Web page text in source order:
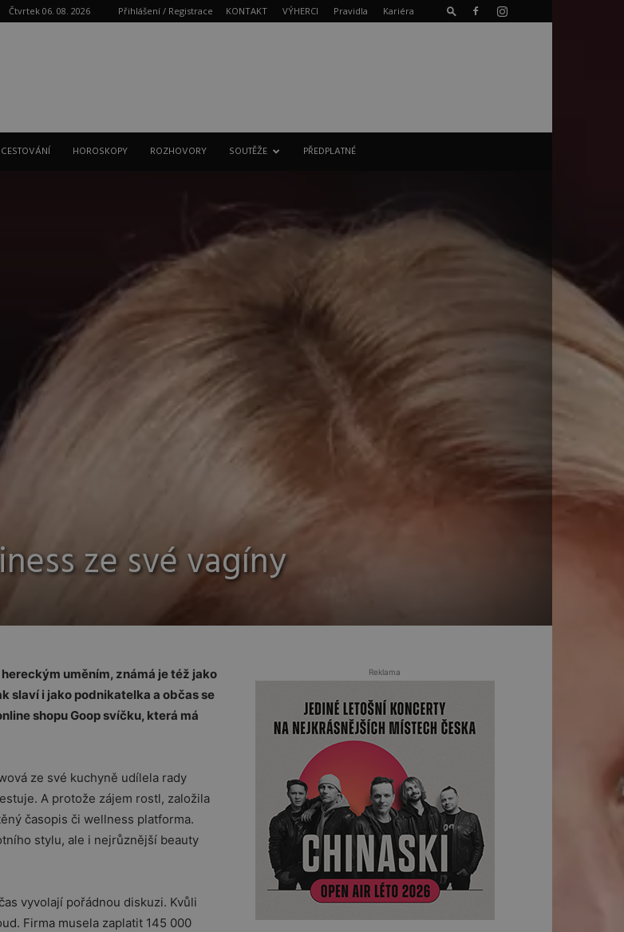
Čtvrtek 06. 08. 2026 Přihlášení / Registrace KONTAKT VÝHERCI Pravidla Kariéra
CESTOVÁNÍ HOROSKOPY ROZHOVORY SOUTĚŽE PŘEDPLATNÉ
ze své vagíny
uměním, známá je též jako
slaví i jako podnikatelka a občas se
shopu Goop svíčku, která má
ze své kuchyně udílela rady
A protože zájem rostl, založila
časopis či wellness platforma.
stylu, ale i nejrůznější beauty
vyvolají pořádnou diskuzi. Kvůli
Firma musela zaplatit 145 000
Reklama